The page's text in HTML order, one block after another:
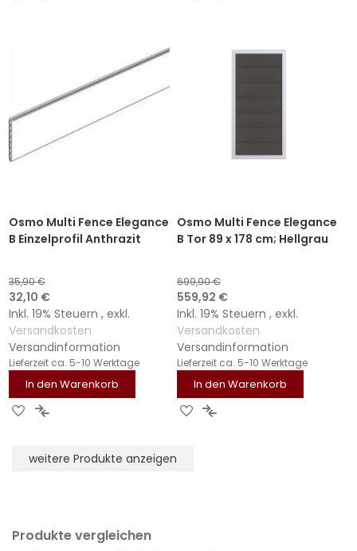
Osmo Multi Fence Elegance
B Einzelprofil Anthrazit
35,90 €
Sonderangebot
32,10 €
Inkl. 19% Steuern , exkl.
Versandkosten
Versandinformation
Lieferzeit ca. 5-10 Werktage
In den Warenkorb
ZUR
HINZUFÜGEN
ZUR
HINZUFÜGEN
Osmo Multi Fence Elegance
B Tor 89 x 178 cm; Hellgrau
699,90 €
Sonderangebot
559,92 €
Inkl. 19% Steuern , exkl.
Versandkosten
Versandinformation
Lieferzeit ca. 5-10 Werktage
In den Warenkorb
ZURZUR
weitere Produkte anzeigen
Produkte vergleichen